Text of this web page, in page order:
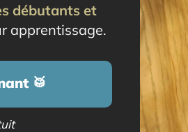
débutants et
apprentissage.
🥁